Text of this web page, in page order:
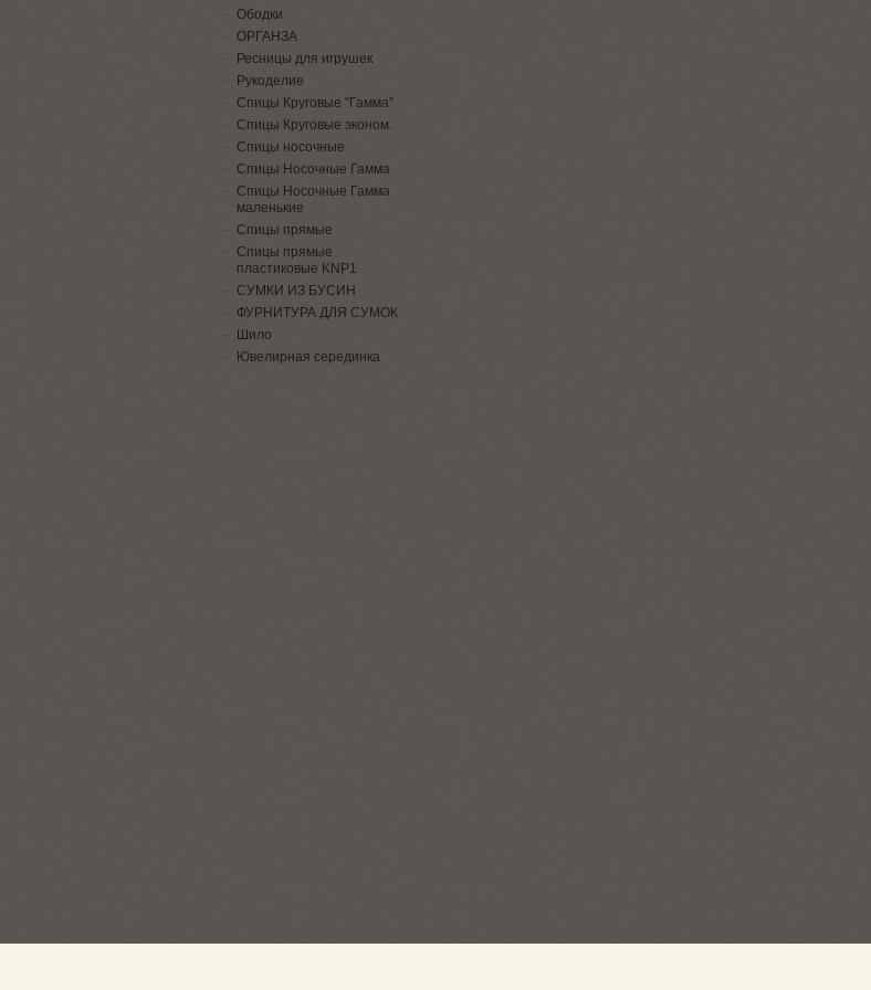
Ободки
ОРГАНЗА
Ресницы для игрушек
Рукоделие
Спицы Круговые "Гамма"
Спицы Круговые эконом.
Спицы носочные
Спицы Носочные Гамма
Спицы Носочные Гамма
маленькие
Спицы прямые
Спицы прямые
пластиковые KNP1
СУМКИ ИЗ БУСИН
ФУРНИТУРА ДЛЯ СУМОК
Шило
Ювелирная серединка